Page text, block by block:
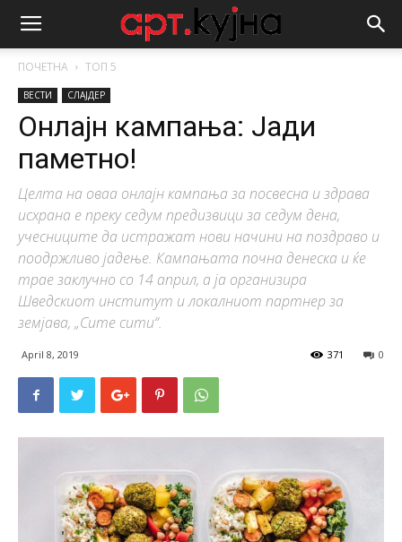
ПОЧЕТНА ТОП 5
ВЕСТИ СЛАЈДЕР
Онлајн кампања: Јади
паметно!
Целта на оваа онлајн кампања за посвесна и здрава
исхрана е преку седум предизвици за седум дена,
учесниците да истражат нови начини на поздраво и
поодржливо јадење. Кампањата почна денеска и ќе
трае заклучно со 14 април, а ја организира
Шведскиот институт и локалниот партнер за
земјава, „Сите сити“.
April 8, 2019 0
371